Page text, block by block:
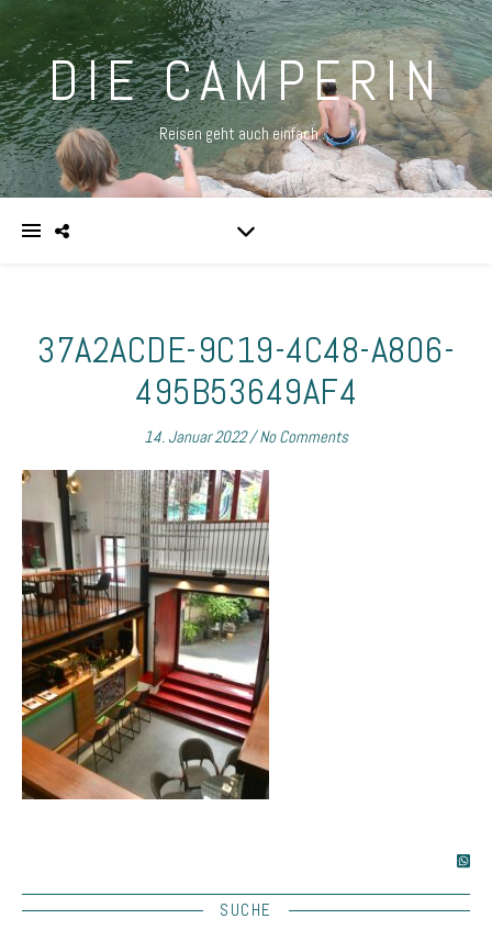
DIE CAMPERIN
Reisen geht auch einfach …
37A2ACDE-9C19-4C48-A806-
495B53649AF4
14. Januar 2022/ No Comments
SUCHE